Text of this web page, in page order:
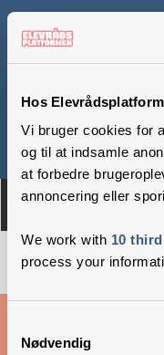
Hos
Vi bruger cookies for
og til at indsamle
at forbedre
annoncering eller
We work with 10
process your
Nødvendig
Om Medlemmer